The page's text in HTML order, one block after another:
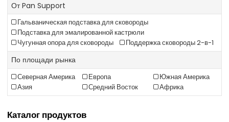
От Pan Support
Гальваническая подставка для сковороды
Подставка для эмалированной кастрюли
Чугунная опора для сковороды
Поддержка сковороды 2-в-1
По площади рынка
Северная Америка Европа
Южная Америка
Азия
Средний Восток Африка
Каталог продуктов